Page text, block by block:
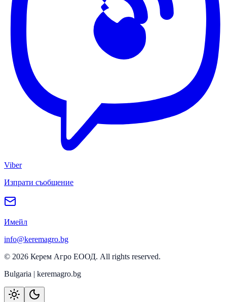
Viber
Изпрати съобщение
Имейл
info@keremagro.bg
© 2026 Керем Агро ЕООД. All rights reserved.
Bulgaria | keremagro.bg